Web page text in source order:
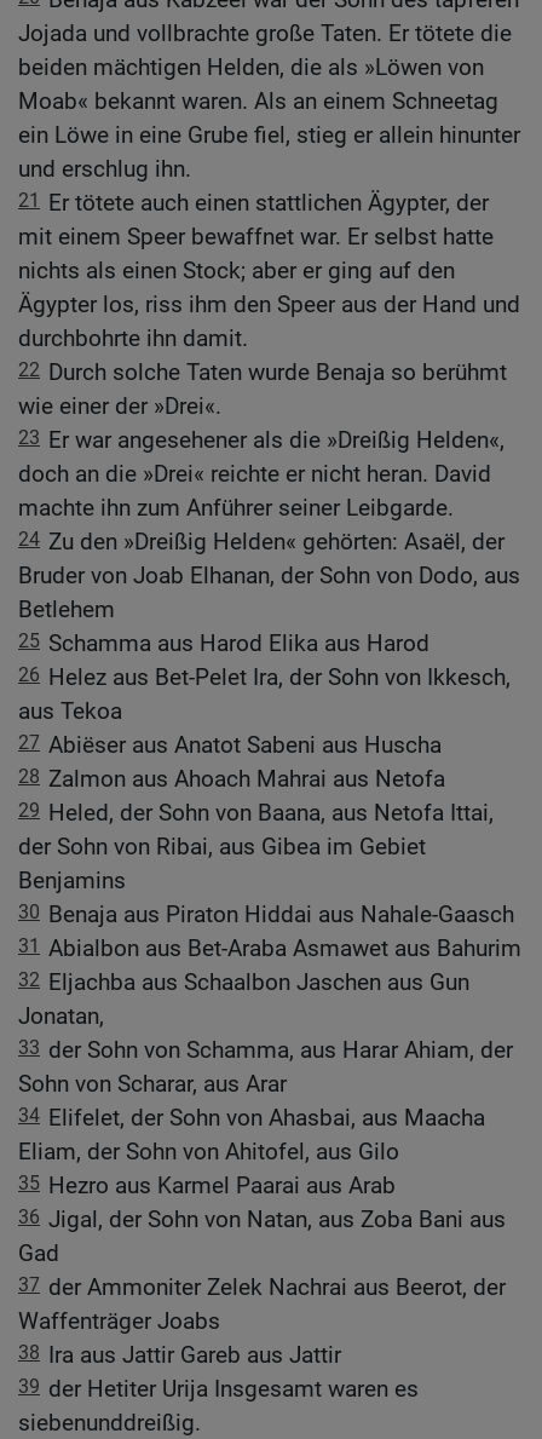
Jojada und vollbrachte große Taten. Er tötete die
beiden mächtigen Helden, die als »Löwen von
Moab« bekannt waren. Als an einem Schneetag
ein Löwe in eine Grube fiel, stieg er allein hinunter
und erschlug ihn.
21
Er tötete auch einen stattlichen Ägypter, der
mit einem Speer bewaffnet war. Er selbst hatte
nichts als einen Stock; aber er ging auf den
Ägypter los, riss ihm den Speer aus der Hand und
durchbohrte ihn damit.
22 Durch solche Taten wurde Benaja so berühmt
wie einer der »Drei«.
23 Er war angesehener als die »Dreißig Helden«,
doch an die »Drei« reichte er nicht heran. David
machte ihn zum Anführer seiner Leibgarde.
24 Zu den »Dreißig Helden« gehörten: Asaël, der
Bruder von Joab Elhanan, der Sohn von Dodo, aus
Betlehem
25 Schamma aus Harod Elika aus Harod
26 Helez aus Bet-Pelet Ira, der Sohn von Ikkesch,
aus Tekoa
27 Abiëser aus Anatot Sabeni aus Huscha
28 Zalmon aus Ahoach Mahrai aus Netofa
29 Heled, der Sohn von Baana, aus Netofa Ittai,
der Sohn von Ribai, aus Gibea im Gebiet
Benjamins
30 Benaja aus Piraton Hiddai aus Nahale-Gaasch
31 Abialbon aus Bet-Araba Asmawet aus Bahurim
32 Eljachba aus Schaalbon Jaschen aus Gun
Jonatan,
33 der Sohn von Schamma, aus Harar Ahiam, der
Sohn von Scharar, aus Arar
34 Elifelet, der Sohn von Ahasbai, aus Maacha
Eliam, der Sohn von Ahitofel, aus Gilo
35 Hezro aus Karmel Paarai aus Arab
36 Jigal, der Sohn von Natan, aus Zoba Bani aus
Gad
37 der Ammoniter Zelek Nachrai aus Beerot, der
Waffenträger Joabs
38 Ira aus Jattir Gareb aus Jattir
39 der Hetiter Urija Insgesamt waren es
siebenunddreißig.